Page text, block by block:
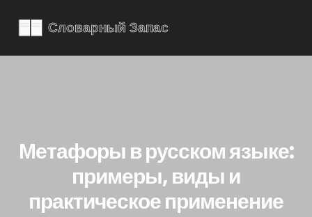
Метафоры в русском языке:
примеры, виды и
практическое применение